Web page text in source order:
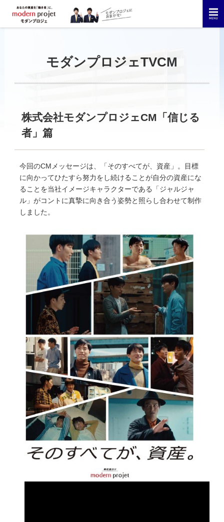
モダンプロジェTVCM
株式会社モダンプロジェCM「信じる
者」篇
今回のCMメッセージは、「そのすべてが、資産」。目標
に向かってひたすら努力をし続けることが自分の資産にな
ることを当社イメージキャラクターである「ジャルジャ
ル」がコントに真摯に向き合う姿勢と照らし合わせて制作
しました。